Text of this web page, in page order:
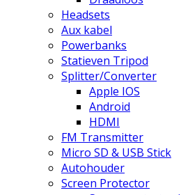
Headsets
Aux kabel
Powerbanks
Statieven Tripod
Splitter/Converter
Apple IOS
Android
HDMI
FM Transmitter
Micro SD & USB Stick
Autohouder
Screen Protector